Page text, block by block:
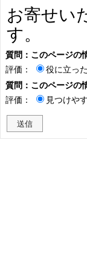
お寄せい
す。
質問：このページの
評価：
役に立った
質問：このページの
評価：
見つけや